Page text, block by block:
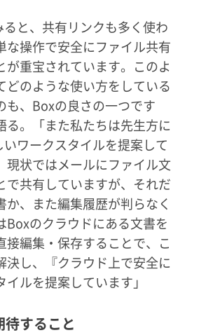
ると、共有リンクも多く使わ
な操作で安全にファイル共有
が重宝されています。このよ
どのような使い方をしている
も、Boxの良さの一つです
る。「また私たちは先生方に
ワークスタイルを提案して
現状ではメールにファイル文
で共有していますが、それだ
か、また編集履歴が判らなく
Boxのクラウドにある文書を
接編集・保存することで、こ
決し、『クラウド上で安全に
イルを提案しています」
すること